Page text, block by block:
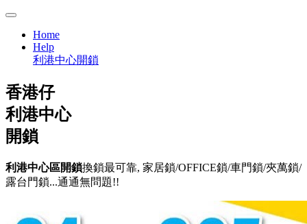
Home
Help
利港中心開鎖
香港仔
利港中心
開鎖
利港中心區開鎖換鎖最可靠, 家居鎖/OFFICE鎖/車門鎖/夾萬鎖/
露台門鎖...通通無問題!!